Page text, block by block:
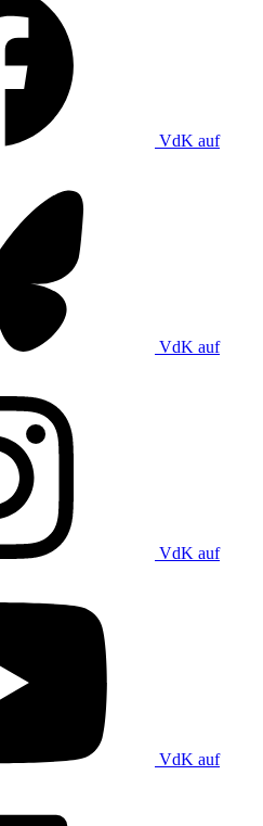
VdK auf
VdK auf
VdK auf
VdK auf